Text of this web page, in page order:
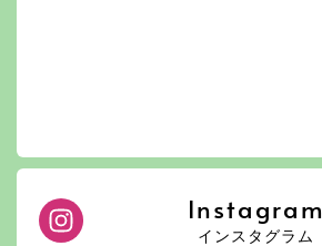
Instagram
インスタグラム